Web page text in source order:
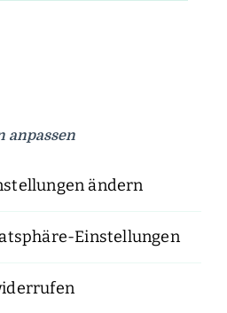
anpassen
ändern
Einstellungen